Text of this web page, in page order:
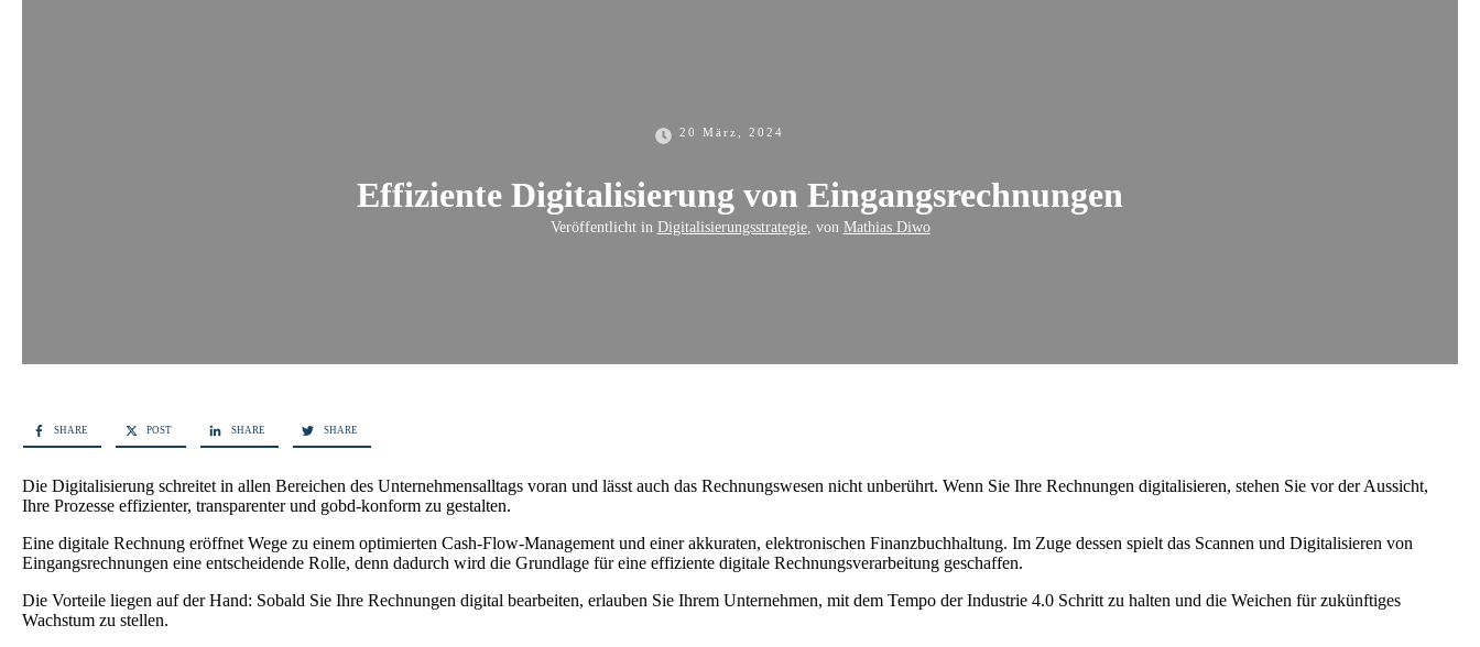
20 März, 2024
Effiziente Digitalisierung von Eingangsrechnungen
Veröffentlicht in Digitalisierungsstrategie, von Mathias Diwo
SHARE POST SHARE SHARE
Die Digitalisierung schreitet in allen Bereichen des Unternehmensalltags voran und lässt auch das Rechnungswesen nicht unberührt. Wenn Sie Ihre Rechnungen digitalisieren, stehen Sie vor der Aussicht,
Ihre Prozesse effizienter, transparenter und gobd-konform zu gestalten.
Eine digitale Rechnung eröffnet Wege zu einem optimierten Cash-Flow-Management und einer akkuraten, elektronischen Finanzbuchhaltung. Im Zuge dessen spielt das Scannen und Digitalisieren von
Eingangsrechnungen eine entscheidende Rolle, denn dadurch wird die Grundlage für eine effiziente digitale Rechnungsverarbeitung geschaffen.
Die Vorteile liegen auf der Hand: Sobald Sie Ihre Rechnungen digital bearbeiten, erlauben Sie Ihrem Unternehmen, mit dem Tempo der Industrie 4.0 Schritt zu halten und die Weichen für zukünftiges
Wachstum zu stellen.